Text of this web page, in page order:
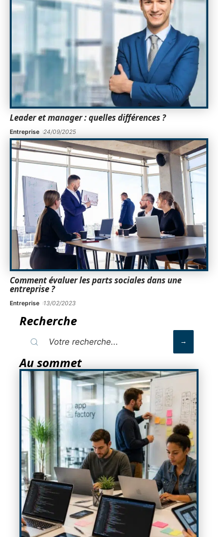
Leader et manager : quelles différences ?
Entreprise 24/09/2025
Comment évaluer les parts sociales dans une
entreprise ?
Entreprise 13/02/2023
Recherche
Au sommet